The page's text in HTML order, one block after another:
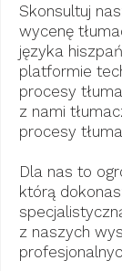
Skonsultuj
wycenę
języka
platformie
procesy
z nami
procesy
Dla nas to
którą
z naszych